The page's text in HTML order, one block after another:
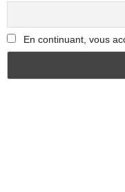
En continuant, vous